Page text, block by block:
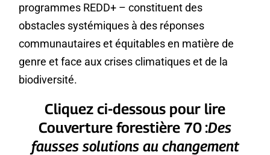
programmes REDD+ – constituent des
obstacles systémiques à des réponses
communautaires et équitables en matière de
genre et face aux crises climatiques et de la
biodiversité.
Cliquez ci-dessous pour lire
Couverture forestière 70 :Des
fausses solutions au changement